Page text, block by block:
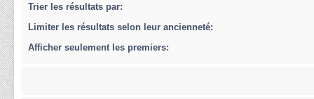
Trier les résultats par:
Limiter les résultats selon leur ancienneté:
Afficher seulement les premiers: